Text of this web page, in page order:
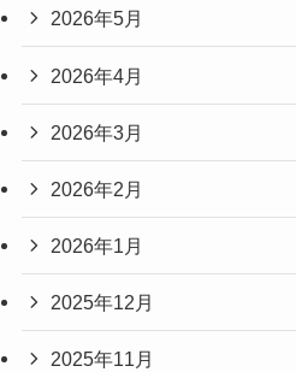
2026年5月
2026年4月
2026年3月
2026年2月
2026年1月
2025年12月
2025年11月